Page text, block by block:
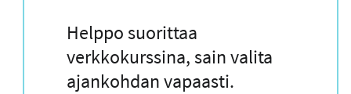
Helppo suorittaa
verkkokurssina, sain valita
ajankohdan vapaasti.